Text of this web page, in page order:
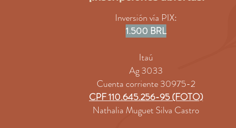
Inversión vía PIX:
1.500 BRL
Itaú
Ag 3033
Cuenta corriente 30975-2
CPF 110.645.256-95 (FOTO)
Nathalia Muguet Silva Castro